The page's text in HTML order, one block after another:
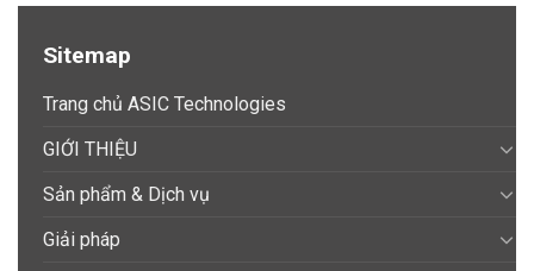
Sitemap
Trang chủ ASIC Technologies
GIỚI THIỆU
Sản phẩm & Dịch vụ
Giải pháp